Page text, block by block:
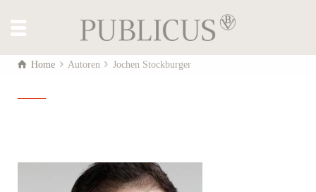
Home Autoren Jochen Stockburger